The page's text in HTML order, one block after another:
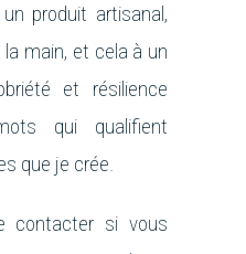
produit artisanal,
main, et cela à un
et résilience
qui qualifient
que je crée.
contacter si vous